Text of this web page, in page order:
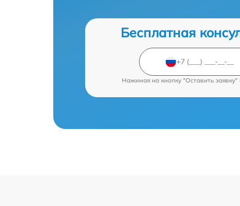
Бесплатная
Нажимая на кнопку "Оставить